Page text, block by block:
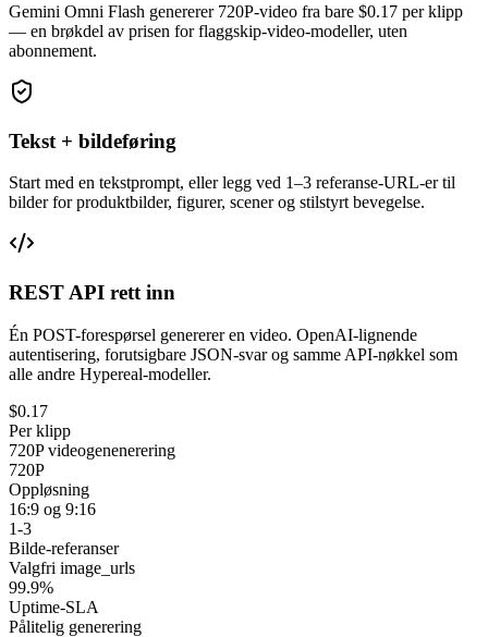
Gemini Omni Flash genererer 720P-video fra bare $0.17 per klipp
— en brøkdel av prisen for flaggskip-video-modeller, uten
abonnement.
Tekst + bildeføring
Start med en tekstprompt, eller legg ved 1–3 referanse-URL-er til
bilder for produktbilder, figurer, scener og stilstyrt bevegelse.
REST API rett inn
Én POST-forespørsel genererer en video. OpenAI-lignende
autentisering, forutsigbare JSON-svar og samme API-nøkkel som
alle andre Hypereal-modeller.
$0.17
Per klipp
720P videogenenerering
720P
Oppløsning
16:9 og 9:16
1-3
Bilde-referanser
Valgfri image_urls
99.9%
Uptime-SLA
Pålitelig generering